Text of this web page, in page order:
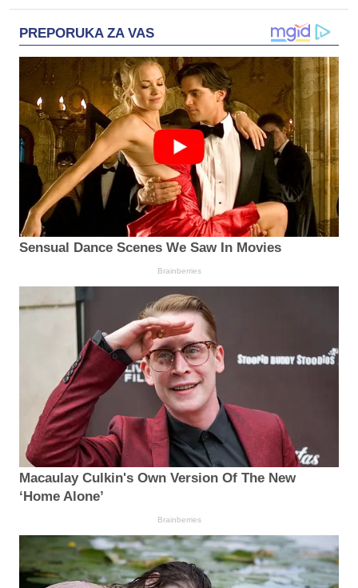
PREPORUKA ZA VAS
Sensual Dance Scenes We Saw In Movies
Brainberries
Macaulay Culkin's Own Version Of The New
‘Home Alone’
Brainberries